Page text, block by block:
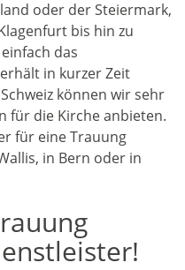
oder der Steiermark,
bis hin zu
das
in kurzer Zeit
können wir sehr
für die Kirche anbieten.
für eine Trauung
in Bern oder in